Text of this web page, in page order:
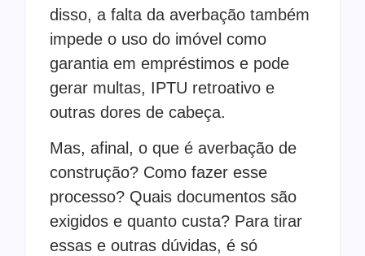
disso, a falta da averbação também
impede o uso do imóvel como
garantia em empréstimos e pode
gerar multas, IPTU retroativo e
outras dores de cabeça.
Mas, afinal, o que é averbação de
construção? Como fazer esse
processo? Quais documentos são
exigidos e quanto custa? Para tirar
essas e outras dúvidas, é só